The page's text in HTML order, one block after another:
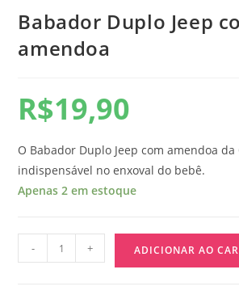
Babador Duplo Jeep
amendoa
R$19,90
O Babador Duplo Jeep com amendoa
indispensável no enxoval do bebê.
Apenas 2 em estoque
- + ADICIONAR AO